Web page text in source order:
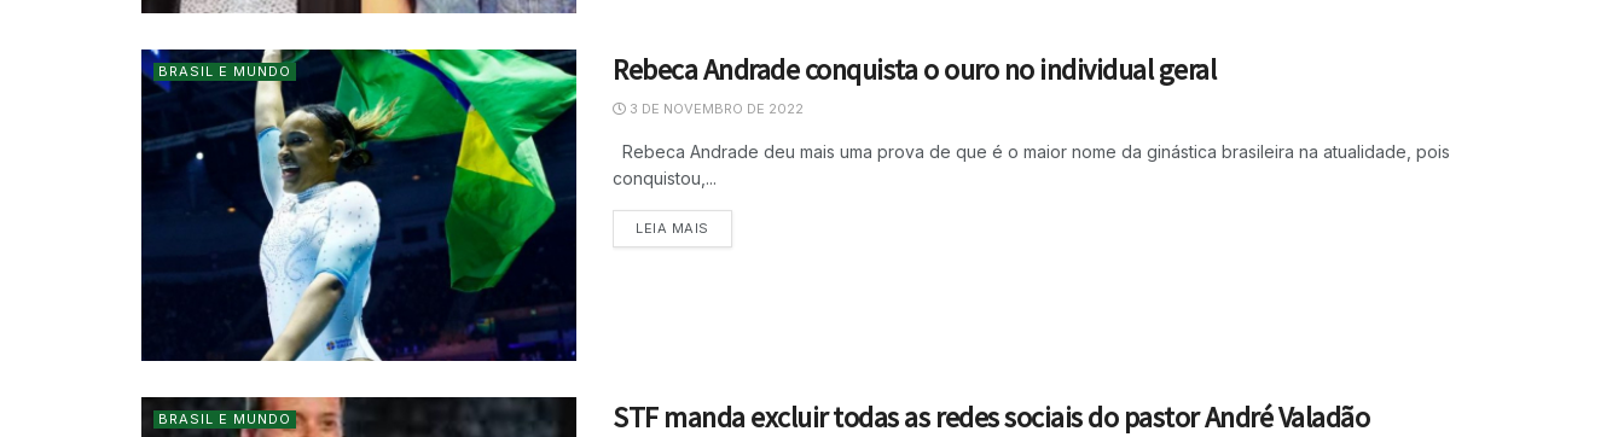
BRASIL E MUNDO Rebeca Andrade conquista o ouro no individual geral
3 DE NOVEMBRO DE 2022
Rebeca Andrade deu mais uma prova de que é o maior nome da ginástica brasileira na atualidade, pois
conquistou,...
LEIA MAIS
BRASIL E MUNDO STF manda excluir todas as redes sociais do pastor André Valadão